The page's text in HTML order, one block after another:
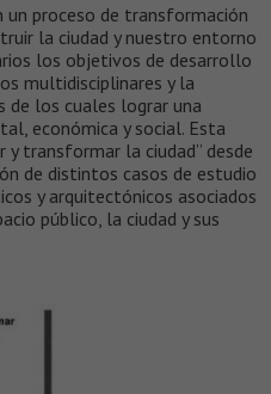
un proceso de transformación
la ciudad y nuestro entorno
los objetivos de desarrollo
multidisciplinares y la
de los cuales lograr una
económica y social. Esta
y transformar la ciudad” desde
de distintos casos de estudio
y arquitectónicos asociados
público, la ciudad y sus